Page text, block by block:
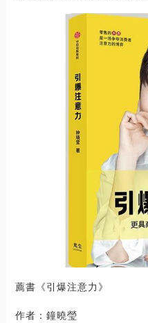
薦書《引爆注意力》
作者：鐘曉瑩